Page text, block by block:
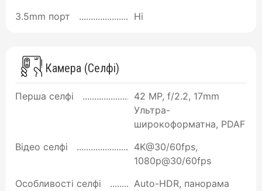
3.5mm порт
Ні
Камера (Селфі)
Перша селфі
42 MP, f/2.2, 17mm
Ультра-
широкоформатна, PDAF
Відео селфі
4K@30/60fps,
1080p@30/60fps
Особливості селфі
Auto-HDR, панорама